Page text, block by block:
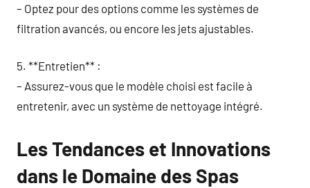
– Optez pour des options comme les systèmes de
filtration avancés, ou encore les jets ajustables.
5. **Entretien** :
– Assurez-vous que le modèle choisi est facile à
entretenir, avec un système de nettoyage intégré.
Les Tendances et Innovations
dans le Domaine des Spas